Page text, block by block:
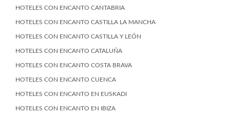
HOTELES CON ENCANTO CANTABRIA
HOTELES CON ENCANTO CASTILLA LA MANCHA
HOTELES CON ENCANTO CASTILLA Y LEÓN
HOTELES CON ENCANTO CATALUÑA
HOTELES CON ENCANTO COSTA BRAVA
HOTELES CON ENCANTO CUENCA
HOTELES CON ENCANTO EN EUSKADI
HOTELES CON ENCANTO EN IBIZA